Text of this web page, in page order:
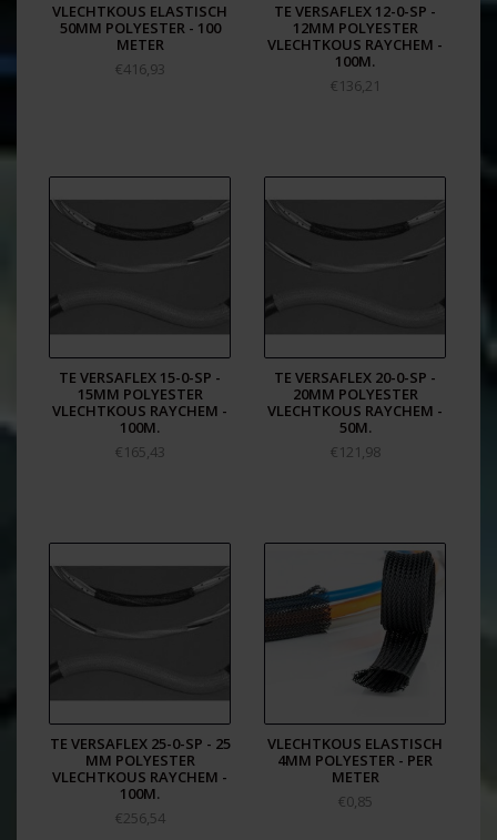
VLECHTKOUS ELASTISCH
50MM POLYESTER - 100
METER
€416,93
TE VERSAFLEX 12-0-SP -
12MM POLYESTER
VLECHTKOUS RAYCHEM -
100M.
€136,21
TE VERSAFLEX 15-0-SP -
15MM POLYESTER
VLECHTKOUS RAYCHEM -
100M.
€165,43
TE VERSAFLEX 20-0-SP -
20MM POLYESTER
VLECHTKOUS RAYCHEM -
50M.
€121,98
TE VERSAFLEX 25-0-SP - 25
MM POLYESTER
VLECHTKOUS RAYCHEM -
100M.
€256,54
VLECHTKOUS ELASTISCH
4MM POLYESTER - PER
METER
€0,85